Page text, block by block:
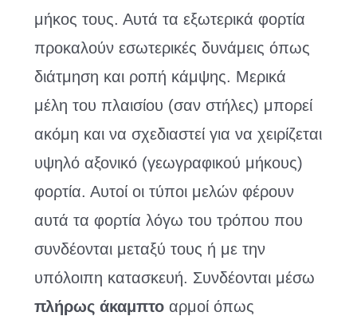
μήκος τους. Αυτά τα εξωτερικά φορτία
προκαλούν εσωτερικές δυνάμεις όπως
διάτμηση και ροπή κάμψης. Μερικά
μέλη του πλαισίου (σαν στήλες) μπορεί
ακόμη και να σχεδιαστεί για να χειρίζεται
υψηλό αξονικό (γεωγραφικού μήκους)
φορτία. Αυτοί οι τύποι μελών φέρουν
αυτά τα φορτία λόγω του τρόπου που
συνδέονται μεταξύ τους ή με την
υπόλοιπη κατασκευή. Συνδέονται μέσω
πλήρως άκαμπτοαρμοί όπως